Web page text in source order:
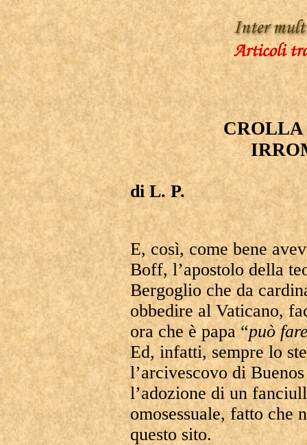
di L. P.
E, così, come bene
Boff, l’apostolo della
Bergoglio che da
obbedire al Vaticano,
ora che è papa “può
Ed, infatti, sempre lo
l’arcivescovo di
l’adozione di un
omosessuale, fatto che
questo sito.